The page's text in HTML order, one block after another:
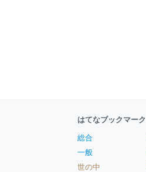
はてなブックマーク
総合
一般
世の中